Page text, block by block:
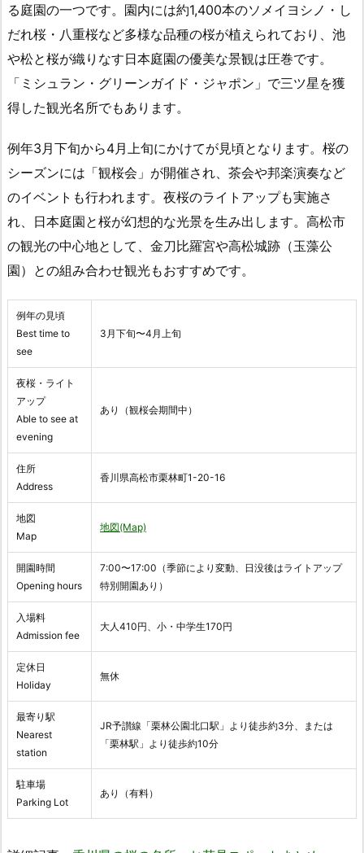
る庭園の一つです。園内には約1,400本のソメイヨシノ・し
だれ桜・八重桜など多様な品種の桜が植えられており、池
や松と桜が織りなす日本庭園の優美な景観は圧巻です。
「ミシュラン・グリーンガイド・ジャポン」で三ツ星を獲
得した観光名所でもあります。
例年3月下旬から4月上旬にかけてが見頃となります。桜の
シーズンには「観桜会」が開催され、茶会や邦楽演奏など
のイベントも行われます。夜桜のライトアップも実施さ
れ、日本庭園と桜が幻想的な光景を生み出します。高松市
の観光の中心地として、金刀比羅宮や高松城跡（玉藻公
園）との組み合わせ観光もおすすめです。
例年の見頃
Best time to
see
3月下旬〜4月上旬
夜桜・ライト
アップ
Able to see at
evening
あり（観桜会期間中）
住所
Address
香川県高松市栗林町1-20-16
地図
Map
地図(Map)
開園時間
Opening hours
7:00〜17:00（季節により変動、日没後はライトアップ
特別開園あり）
入場料
Admission fee
大人410円、小・中学生170円
定休日
Holiday
無休
最寄り駅
Nearest
station
JR予讃線「栗林公園北口駅」より徒歩約3分、または
「栗林駅」より徒歩約10分
駐車場
Parking Lot
あり（有料）